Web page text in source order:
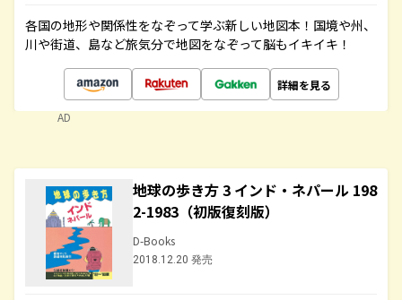
各国の地形や関係性をなぞって学ぶ新しい地図本！国境や州、
川や街道、島など旅気分で地図をなぞって脳もイキイキ！
詳細を見る
AD
地球の歩き方 3 インド・ネパール 198
2-1983（初版復刻版）
D-Books
2018.12.20 発売